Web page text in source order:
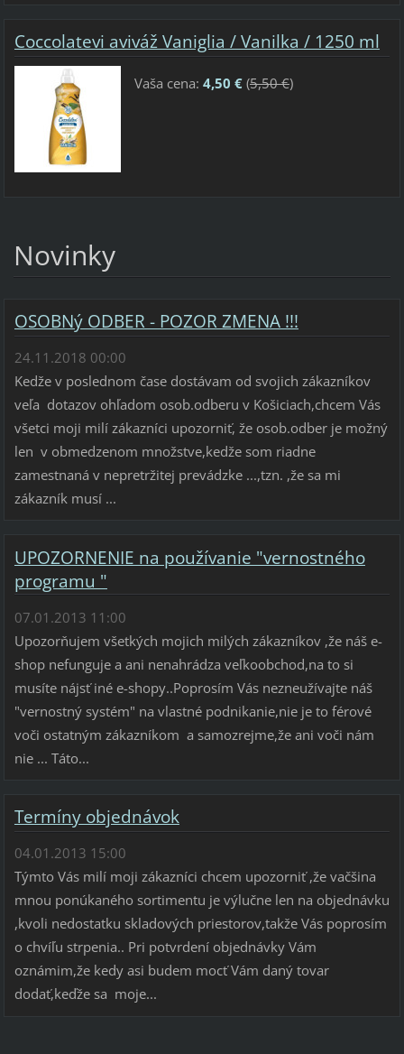
Coccolatevi aviváž Vaniglia / Vanilka / 1250 ml
Vaša cena: 4,50 €(5,50 €)
Novinky
OSOBNý ODBER - POZOR ZMENA !!!
24.11.2018 00:00
Kedže v poslednom čase dostávam od svojich zákazníkov
veľa dotazov ohľadom osob.odberu v Košiciach,chcem Vás
všetci moji milí zákazníci upozorniť, že osob.odber je možný
len v obmedzenom množstve,kedže som riadne
zamestnaná v nepretržitej prevádzke ...,tzn. ,že sa mi
zákazník musí ...
UPOZORNENIE na používanie "vernostného
programu "
07.01.2013 11:00
Upozorňujem všetkých mojich milých zákazníkov ,že náš e-
shop nefunguje a ani nenahrádza veľkoobchod,na to si
musíte nájsť iné e-shopy..Poprosím Vás nezneužívajte náš
"vernostný systém" na vlastné podnikanie,nie je to férové
voči ostatným zákazníkom a samozrejme,že ani voči nám
nie ... Táto...
Termíny objednávok
04.01.2013 15:00
Týmto Vás milí moji zákazníci chcem upozorniť ,že vačšina
mnou ponúkaného sortimentu je výlučne len na objednávku
,kvoli nedostatku skladových priestorov,takže Vás poprosím
o chvíľu strpenia.. Pri potvrdení objednávky Vám
oznámim,že kedy asi budem mocť Vám daný tovar
dodať,keďže sa moje...